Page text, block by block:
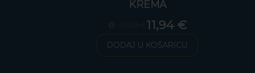
19,90 €
DODAJ U KOŠARICU
19,90 €
DODAJ U KOŠARICU